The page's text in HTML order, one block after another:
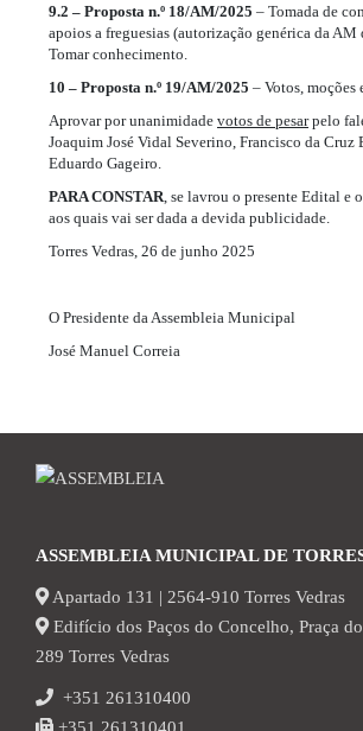
9.2 – Proposta n.º 18/AM/2025 – Tomada de
apoios a freguesias (autorização genérica da
Tomar conhecimento.
10 – Proposta n.º 19/AM/2025 – Votos, moções
Aprovar por unanimidade votos de pesarpelo
Joaquim José Vidal Severino, Francisco da Cruz
Eduardo Gageiro.
PARA CONSTAR , se lavrou o presente Edital e
aos quais vai ser dada a devida publicidade.
Torres Vedras, 26 de junho 2025
O Presidente da Assembleia Municipal
José Manuel Correia
ASSEMBLEIA MUNICIPAL DE
Apartado 131 | 2564-910 Torres Vedras
Edifício dos Paços do Concelho, Praça
289 Torres Vedras
+351 261310400